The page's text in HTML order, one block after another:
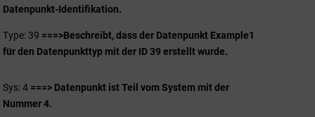
Datenpunkt-Identifikation.
Type: 39 ===>Beschreibt, dass der Datenpunkt Example1
für den Datenpunkttyp mit der ID 39 erstellt wurde.
Sys: 4 ===> Datenpunkt ist Teil vom System mit der
Nummer 4.